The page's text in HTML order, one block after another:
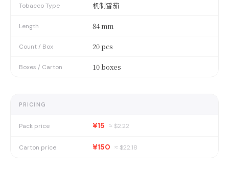
Tobacco Type 机制雪茄
Length 84 mm
Count / Box 20 pcs
Boxes / Carton 10 boxes
PRICING
Pack price ¥15 ≈ $2.22
Carton price ¥150 ≈ $22.18